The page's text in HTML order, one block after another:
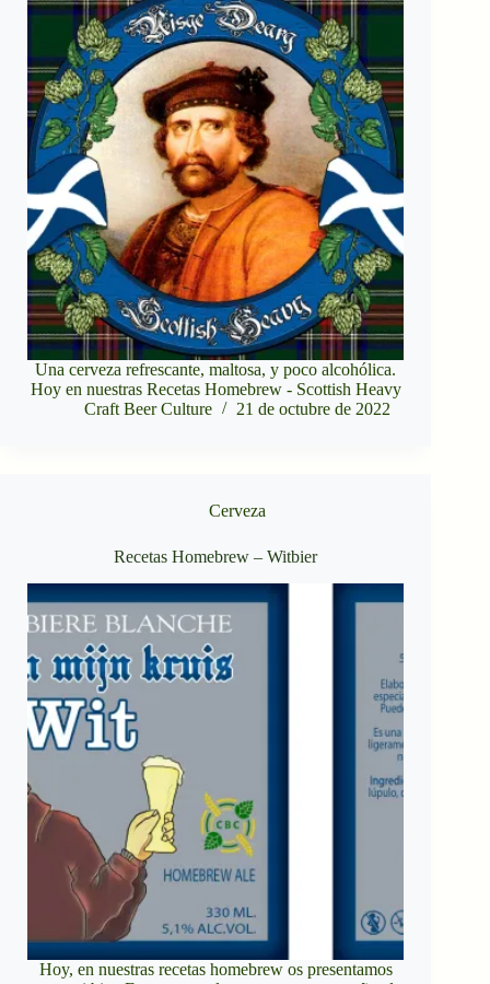
Una cerveza refrescante, maltosa, y poco alcohólica.
Hoy en nuestras Recetas Homebrew - Scottish Heavy
Craft Beer Culture
21 de octubre de 2022
Cerveza
Recetas Homebrew – Witbier
Hoy, en nuestras recetas homebrew os presentamos